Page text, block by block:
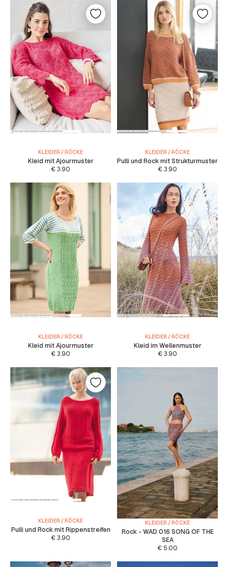
KLEIDER / RÖCKE
Kleid mit Ajourmuster
€3.90
KLEIDER / RÖCKE
Pulli und Rock mit Strukturmuster
€3.90
KLEIDER / RÖCKE
Kleid mit Ajourmuster
€3.90
KLEIDER / RÖCKE
Kleid im Wellenmuster
€3.90
KLEIDER / RÖCKE
Pulli und Rock mit Rippenstreifen
€3.90
KLEIDER / RÖCKE
Rock - WAD 016 SONG OF THE
SEA
€ 5.00